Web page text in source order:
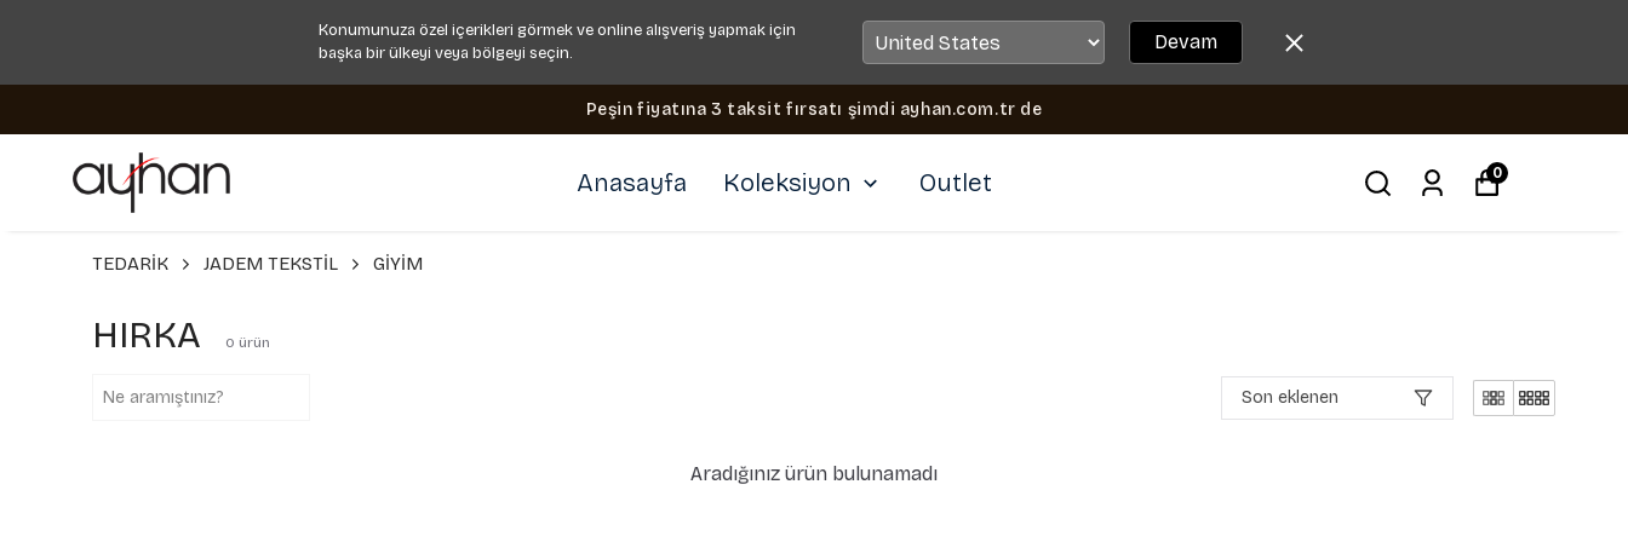
Konumunuza özel içerikleri görmek ve online alışveriş yapmak için
başka bir ülkeyi veya bölgeyi seçin.
Devam
Peşin fiyatına 3 taksit fırsatı şimdi ayhan.com.tr de
Anasayfa Koleksiyon Outlet 0
TEDARİK JADEM TEKSTİL GİYİM
HIRKA 0 ürün
Son eklenen
Aradığınız ürün bulunamadı